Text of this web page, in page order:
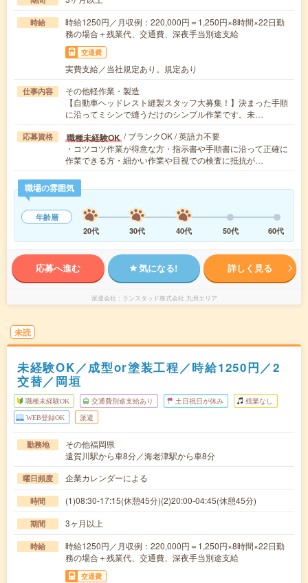
時給
時給1250円／月収例：220,000円＝1,250円×8時間×22日勤
務の場合＋残業代、交通費、深夜手当別途支給
交通費
実費支給／当社規定あり。規定あり
仕事内容
その他軽作業・製造
【自動車ヘッドレスト縫製スタッフ大募集！】決まった手順
に沿ってミシンで縫うだけのシンプル作業です。未…
応募資格 職種未経験OK / ブランクOK / 英語力不要
・コツコツ作業が得意な方・指示書や手順書に沿って正確に
作業できる方・細かい作業や目視での検査に抵抗が…
職場の雰囲気
年齢層
20代
30代 40代 50代 60代
応募へ進む 気になる! 詳しく見る
派遣会社 ランスタッド株式会社 九州エリア
未読
未経験OK／成型or塗装工程／時給1250円／2
交替／岡垣
職種未経験OK 交通費別途支給あり 土日祝日が休み 残業なし
WEB登録OK 派遣
勤務地
その他福岡県
遠賀川駅から車8分／海老津駅から車8分
曜日頻度 企業カレンダーによる
時間 (1)08:30-17:15(休憩45分)(2)20:00-04:45(休憩45分)
期間 3ヶ月以上
時給
時給1250円／月収例：220,000円＝1,250円×8時間×22日勤
務の場合＋残業代、交通費、深夜手当別途支給
交通費